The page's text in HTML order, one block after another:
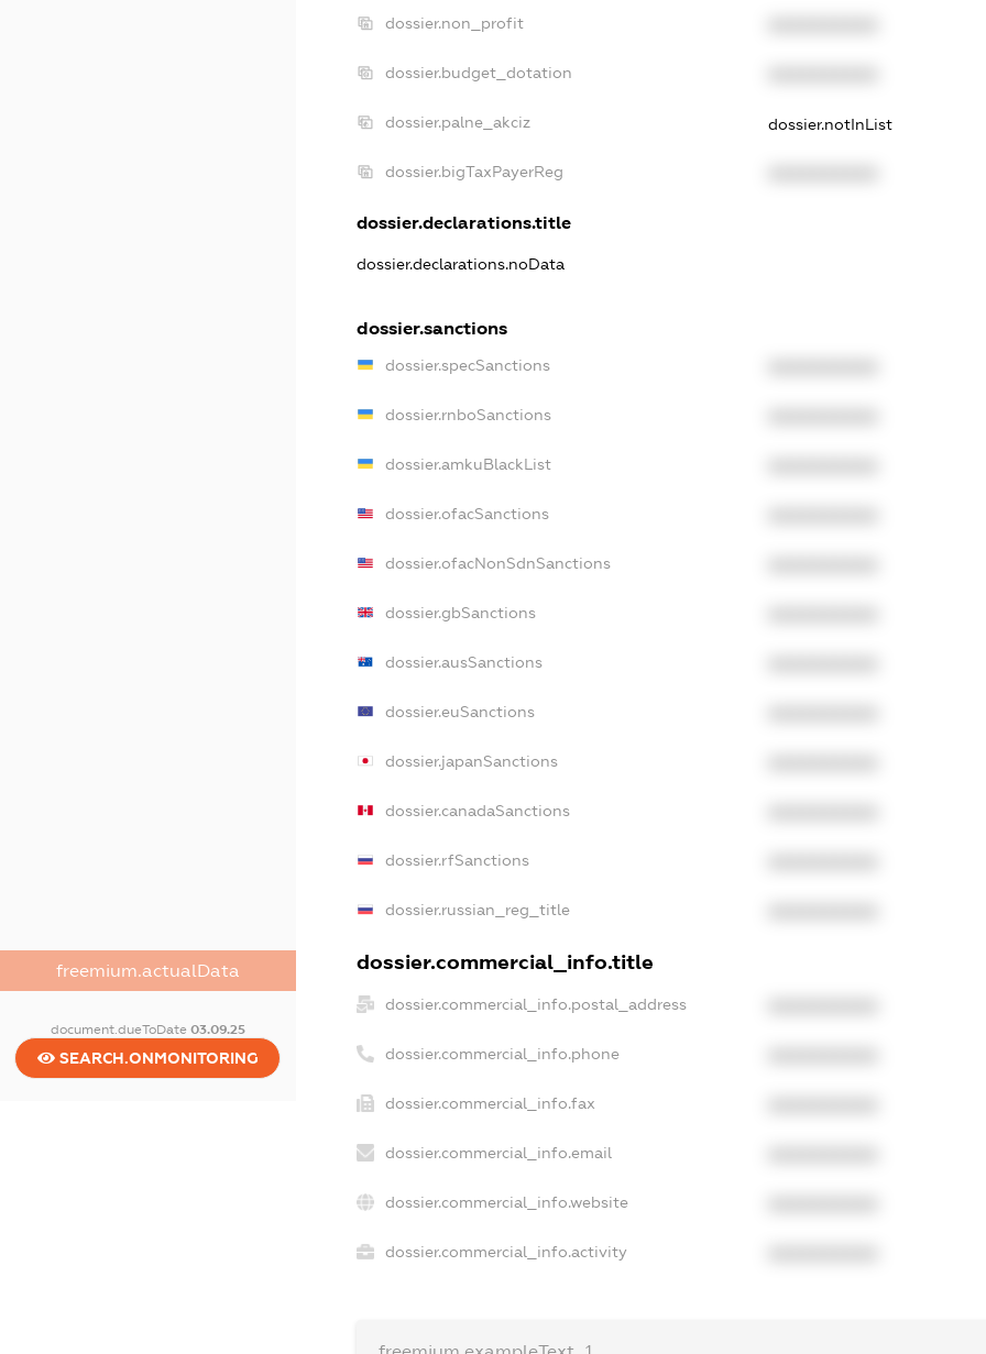
freemium.actualData
document.dueToDate 03.09.25
SEARCH.ONMONITORING
dossier.non_profit
dossier.budget_dotation
dossier.palne_akciz dossier.notInList
dossier.bigTaxPayerReg
dossier.declarations.title
dossier.declarations.noData
dossier.sanctions
dossier.specSanctions
dossier.rnboSanctions
dossier.amkuBlackList
dossier.ofacSanctions
dossier.ofacNonSdnSanctions
dossier.gbSanctions
dossier.ausSanctions
dossier.euSanctions
dossier.japanSanctions
dossier.canadaSanctions
dossier.rfSanctions
dossier.russian_reg_title
dossier.commercial_info.title
dossier.commercial_info.postal_address
dossier.commercial_info.phone
dossier.commercial_info.fax
dossier.commercial_info.email
dossier.commercial_info.website
dossier.commercial_info.activity